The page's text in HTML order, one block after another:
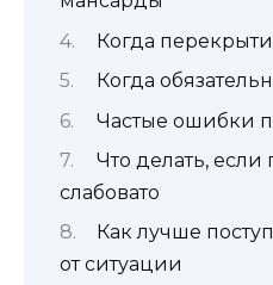
Когда
Когда
Частые ошибки
Что делать,
слабовато
Как лучше
от ситуации